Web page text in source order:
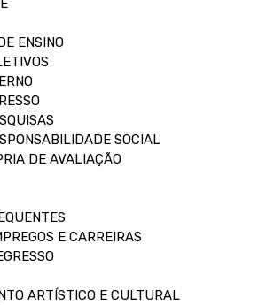
ENSINO
SOCIAL
DE AVALIAÇÃO
E CARREIRAS
ARTÍSTICO E CULTURAL